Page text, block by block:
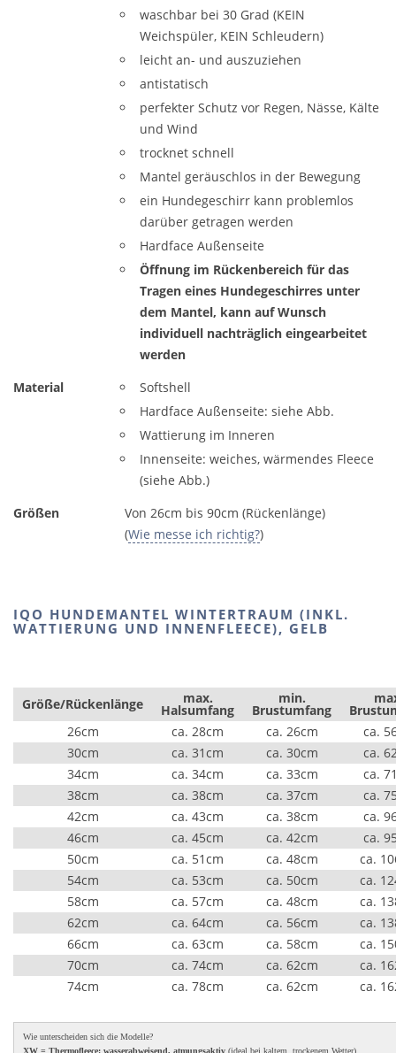
waschbar bei 30 Grad (KEIN
Weichspüler, KEIN Schleudern)
leicht an- und auszuziehen
antistatisch
perfekter Schutz vor Regen, Nässe, Kälte
und Wind
trocknet schnell
Mantel geräuschlos in der Bewegung
ein Hundegeschirr kann problemlos
darüber getragen werden
Hardface Außenseite
Öffnung im Rückenbereich für das
Tragen eines Hundegeschirres unter
dem Mantel, kann auf Wunsch
individuell nachträglich eingearbeitet
werden
Material
Softshell
Hardface Außenseite: siehe Abb.
Wattierung im Inneren
Innenseite: weiches, wärmendes Fleece
(siehe Abb.)
Größen
Von 26cm bis 90cm (Rückenlänge)
(Wie messe ich richtig?)
IQO HUNDEMANTEL WINTERTRAUM (INKL.
WATTIERUNG UND INNENFLEECE), GELB
Größe/Rückenlänge max.
Halsumfang
min.
Brustumfang
26cm
ca. 28cm ca. 26cm
ca.
30cm
ca. 31cm ca. 30cm
ca.
34cm
ca. 34cm ca. 33cm
ca.
38cm
ca. 38cm ca. 37cm
ca.
42cm
ca. 43cm ca. 38cm
ca.
46cm
ca. 45cm ca. 42cm
ca.
50cm
ca. 51cm ca. 48cm
ca.
54cm
ca. 53cm ca. 50cm
ca.
58cm
ca. 57cm ca. 48cm
ca.
62cm
ca. 64cm ca. 56cm
ca.
66cm
ca. 63cm ca. 58cm
ca.
70cm
ca. 74cm ca. 62cm
ca.
74cm
ca. 78cm ca. 62cm ca.
Wie unterscheiden sich die Modelle?
XW = Thermofleece: wasserabweisend, atmungsaktiv (ideal bei kaltem, trockenem Wetter)